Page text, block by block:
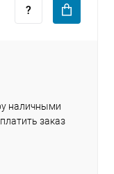
наличными
заказ